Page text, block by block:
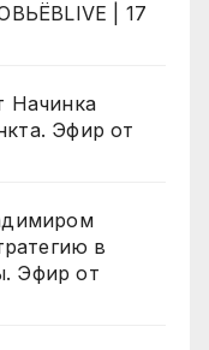
| 17
Начинка
Эфир от
в
Эфир от